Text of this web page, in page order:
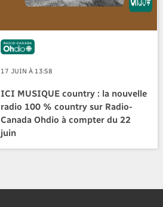
17 JUIN À 13:58
ICI MUSIQUE country : la nouvelle
radio 100 % country sur Radio-
Canada Ohdio à compter du 22
juin